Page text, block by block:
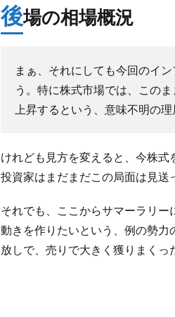
後場の相場概況
まぁ、それにしても今回のイ
う。特に株式市場では、この
上昇するという、意味不明の
けれども見方を変えると、今株
投資家はまだまだこの局面は見送
それでも、ここからサマーラリ
動きを作りたいという、例の勢
放しで、売りで大きく獲りまくっ